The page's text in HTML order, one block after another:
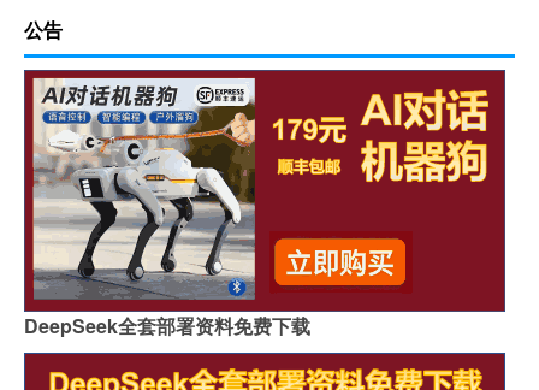
公告
DeepSeek全套部署资料免费下载